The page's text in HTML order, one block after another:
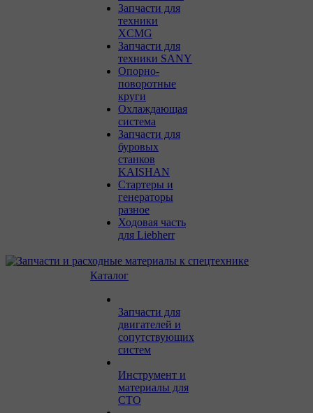
Запчасти для
техники
XCMG
Запчасти для
техники SANY
Опорно-
поворотные
круги
Охлаждающая
система
Запчасти для
буровых
станков
KAISHAN
Стартеры и
генераторы
разное
Ходовая часть
для Liebherr
Каталог
Запчасти для
двигателей и
сопутствующих
систем
Инструмент и
материалы для
СТО